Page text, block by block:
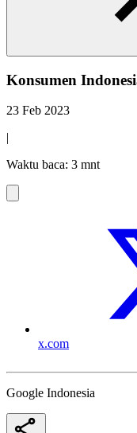
Konsumen
23 Feb 2023
|
Waktu baca: 3 mnt
x.com
Google Indonesia